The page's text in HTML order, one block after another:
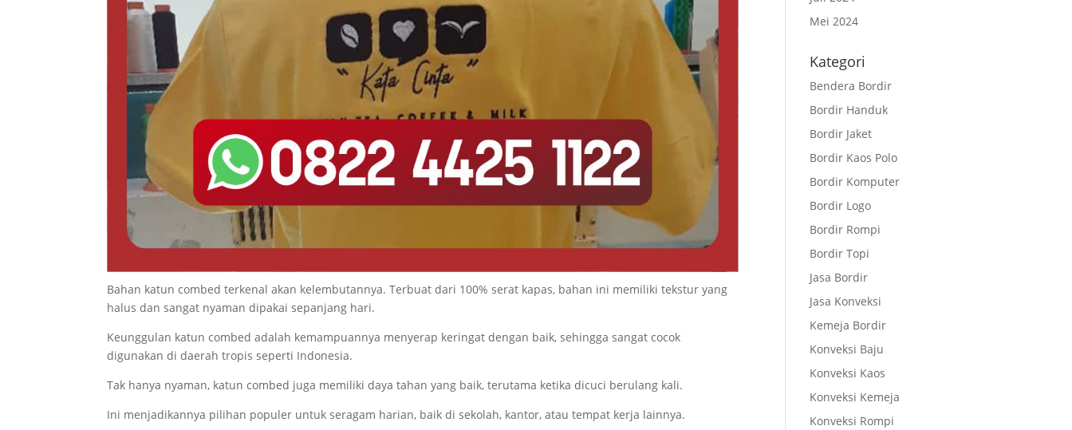
Bahan katun combed terkenal akan kelembutannya. Terbuat dari 100% serat kapas, bahan ini memiliki tekstur yang
halus dan sangat nyaman dipakai sepanjang hari.
Keunggulan katun combed adalah kemampuannya menyerap keringat dengan baik, sehingga sangat cocok
digunakan di daerah tropis seperti Indonesia.
Tak hanya nyaman, katun combed juga memiliki daya tahan yang baik, terutama ketika dicuci berulang kali.
Ini menjadikannya pilihan populer untuk seragam harian, baik di sekolah, kantor, atau tempat kerja lainnya.
Mei 2024
Kategori
Bendera Bordir
Bordir Handuk
Bordir Jaket
Bordir Kaos Polo
Bordir Komputer
Bordir Logo
Bordir Rompi
Bordir Topi
Jasa Bordir
Jasa Konveksi
Kemeja Bordir
Konveksi Baju
Konveksi Kaos
Konveksi Kemeja
Konveksi Rompi